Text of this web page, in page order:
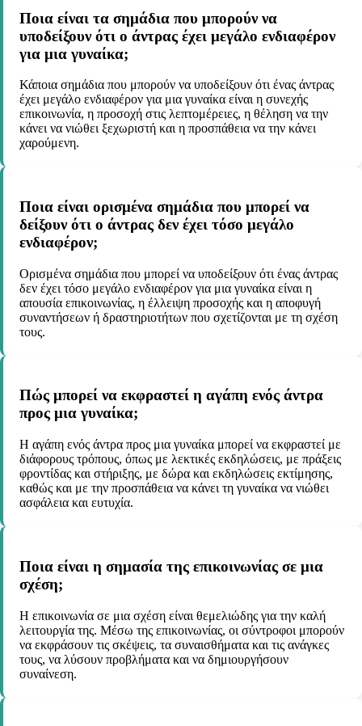
Ποια είναι τα σημάδια που μπορούν να
υποδείξουν ότι ο άντρας έχει μεγάλο ενδιαφέρον
για μια γυναίκα;
Κάποια σημάδια που μπορούν να υποδείξουν ότι ένας άντρας
έχει μεγάλο ενδιαφέρον για μια γυναίκα είναι η συνεχής
επικοινωνία, η προσοχή στις λεπτομέρειες, η θέληση να την
κάνει να νιώθει ξεχωριστή και η προσπάθεια να την κάνει
χαρούμενη.
Ποια είναι ορισμένα σημάδια που μπορεί να
δείξουν ότι ο άντρας δεν έχει τόσο μεγάλο
ενδιαφέρον;
Ορισμένα σημάδια που μπορεί να υποδείξουν ότι ένας άντρας
δεν έχει τόσο μεγάλο ενδιαφέρον για μια γυναίκα είναι η
απουσία επικοινωνίας, η έλλειψη προσοχής και η αποφυγή
συναντήσεων ή δραστηριοτήτων που σχετίζονται με τη σχέση
τους.
Πώς μπορεί να εκφραστεί η αγάπη ενός άντρα
προς μια γυναίκα;
Η αγάπη ενός άντρα προς μια γυναίκα μπορεί να εκφραστεί με
διάφορους τρόπους, όπως με λεκτικές εκδηλώσεις, με πράξεις
φροντίδας και στήριξης, με δώρα και εκδηλώσεις εκτίμησης,
καθώς και με την προσπάθεια να κάνει τη γυναίκα να νιώθει
ασφάλεια και ευτυχία.
Ποια είναι η σημασία της επικοινωνίας σε μια
σχέση;
Η επικοινωνία σε μια σχέση είναι θεμελιώδης για την καλή
λειτουργία της. Μέσω της επικοινωνίας, οι σύντροφοι μπορούν
να εκφράσουν τις σκέψεις, τα συναισθήματα και τις ανάγκες
τους, να λύσουν προβλήματα και να δημιουργήσουν
συναίνεση.